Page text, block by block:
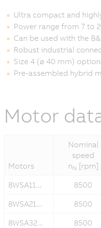
Ultra compact and
Power range from 7 to
Can be used with the
Robust industrial
Size 4 (ø 40 mm)
Pre-assembled hybrid
Motor
Motors
Nominal
speed
nN [rpm]
8WSA11... 8500
8WSA21...
8500
8WSA32...
8500